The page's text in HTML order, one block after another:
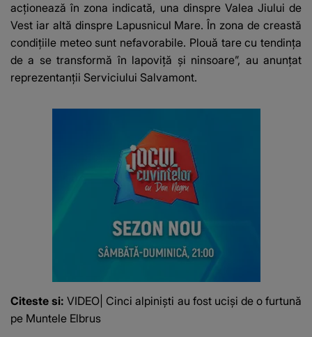
acționează în zona indicată, una dinspre Valea Jiului de
Vest iar altă dinspre Lapusnicul Mare. În zona de creastă
condițiile meteo sunt nefavorabile. Plouă tare cu tendința
de a se transformă în lapoviță și ninsoare”, au anunțat
reprezentanții Serviciului Salvamont.
Citeste si:VIDEO| Cinci alpiniști au fost uciși de o furtună
pe Muntele Elbrus